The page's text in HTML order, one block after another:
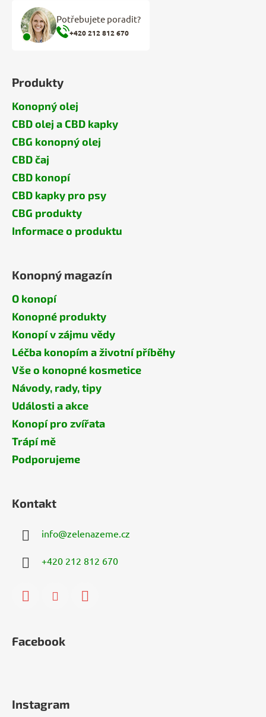
Potřebujete poradit?
+420 212 812 670
Produkty
Konopný olej
CBD olej a CBD kapky
CBG konopný olej
CBD čaj
CBD konopí
CBD kapky pro psy
CBG produkty
Informace o produktu
Konopný magazín
O konopí
Konopné produkty
Konopí v zájmu vědy
Léčba konopím a životní příběhy
Vše o konopné kosmetice
Návody, rady, tipy
Události a akce
Konopí pro zvířata
Trápí mě
Podporujeme
Kontakt
info@zelenazeme.cz
+420 212 812 670
Facebook
Instagram